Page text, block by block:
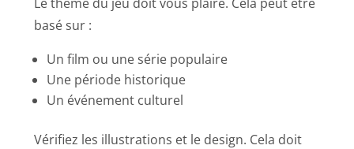
basé sur :
Un film ou une série populaire
Une période historique
Un événement culturel
Vérifiez les illustrations et le design. Cela doit